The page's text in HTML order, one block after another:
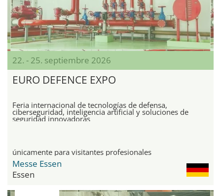
22. - 25. septiembre 2026
EURO DEFENCE EXPO
Feria internacional de tecnologías de defensa,
ciberseguridad, inteligencia artificial y soluciones de
seguridad innovadoras
únicamente para visitantes profesionales
Messe Essen
Essen